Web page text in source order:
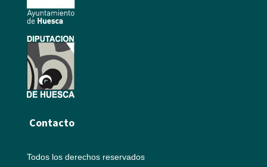
Contacto
Todos los derechos reservados